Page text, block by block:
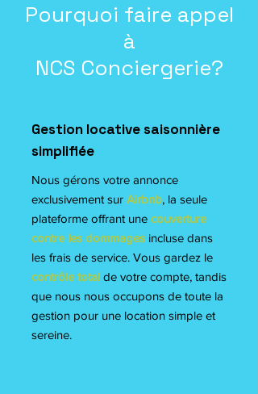
Pourquoi faire appel
à
NCS Conciergerie?
Gestion locative saisonnière
simplifiée
Nous gérons votre annonce
exclusivement sur Airbnb, la seule
plateforme offrant une couverture
contre les dommages incluse dans
les frais de service. Vous gardez le
contrôle total de votre compte, tandis
que nous nous occupons de toute la
gestion pour une location simple et
sereine.